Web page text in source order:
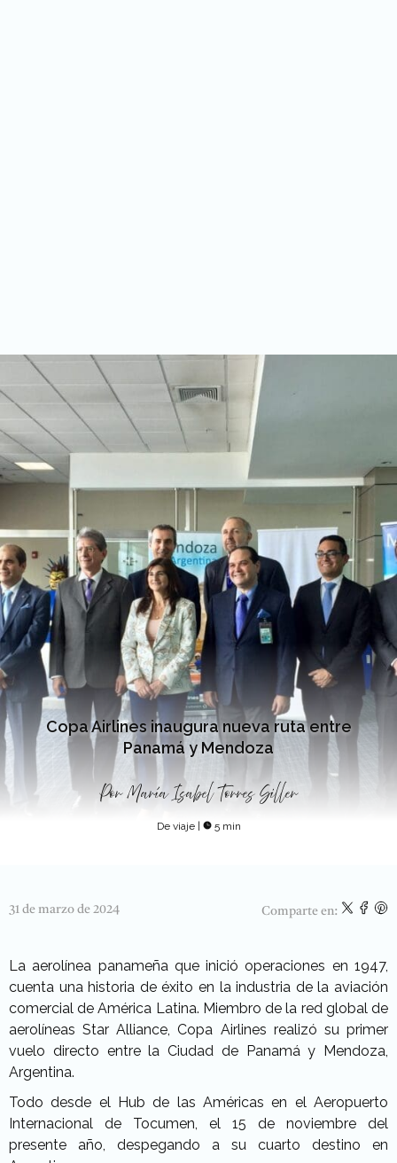
Copa Airlines inaugura nueva ruta entre
Panamá y Mendoza
Por María Isabel Torres Siller
De viaje | 5 min
31 de marzo de 2024 Comparte en:
La aerolínea panameña que inició operaciones en 1947,
cuenta una historia de éxito en la industria de la aviación
comercial de América Latina. Miembro de la red global de
aerolíneas Star Alliance, Copa Airlines realizó su primer
vuelo directo entre la Ciudad de Panamá y Mendoza,
Argentina.
Todo desde el Hub de las Américas en el Aeropuerto
Internacional de Tocumen, el 15 de noviembre del
presente año, despegando a su cuarto destino en